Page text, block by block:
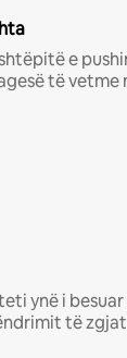
e
të vetme
ynë i
të